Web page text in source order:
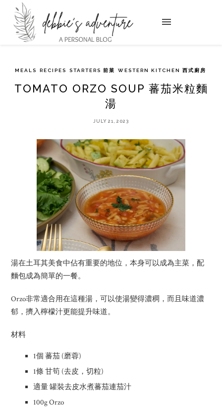
MEALS RECIPES STARTERS 前菜 WESTERN KITCHEN 西式廚房
TOMATO ORZO SOUP 蕃茄米粒麵
湯
JULY 21, 2023
湯在土耳其美食中佔有重要的地位，本身可以成為主菜，配
麵包成為簡單的一餐。
Orzo非常適合用在這種湯，可以使湯變得濃稠，而且味道濃
郁，擠入檸檬汁更能提升味道。
材料
1個 蕃茄 (磨蓉)
1條 甘筍 (去皮，切粒)
適量 罐裝去皮水煮蕃茄連茄汁
100g Orzo